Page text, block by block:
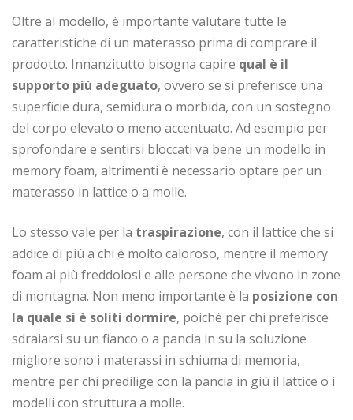
Oltre al modello, è importante valutare tutte le
caratteristiche di un materasso prima di comprare il
prodotto. Innanzitutto bisogna capire qual è il
supporto più adeguato, ovvero se si preferisce una
superficie dura, semidura o morbida, con un sostegno
del corpo elevato o meno accentuato. Ad esempio per
sprofondare e sentirsi bloccati va bene un modello in
memory foam, altrimenti è necessario optare per un
materasso in lattice o a molle.
Lo stesso vale per la traspirazione, con il lattice che si
addice di più a chi è molto caloroso, mentre il memory
foam ai più freddolosi e alle persone che vivono in zone
di montagna. Non meno importante è la posizione con
la quale si è soliti dormire, poiché per chi preferisce
sdraiarsi su un fianco o a pancia in su la soluzione
migliore sono i materassi in schiuma di memoria,
mentre per chi predilige con la pancia in giù il lattice o i
modelli con struttura a molle.